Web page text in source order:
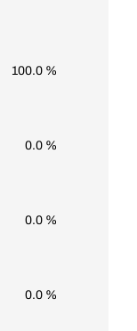
100.0 %
0.0 %
0.0 %
0.0 %